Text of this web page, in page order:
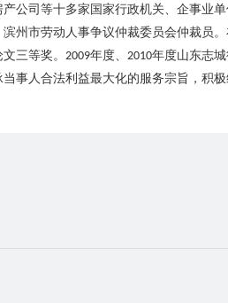
产公司等十多家国家行政机关、企事业
滨州市劳动人事争议仲裁委员会仲裁员
三等奖。 2009年度、 2010年度山东志
当事人合法利益最大化的服务宗旨，积极